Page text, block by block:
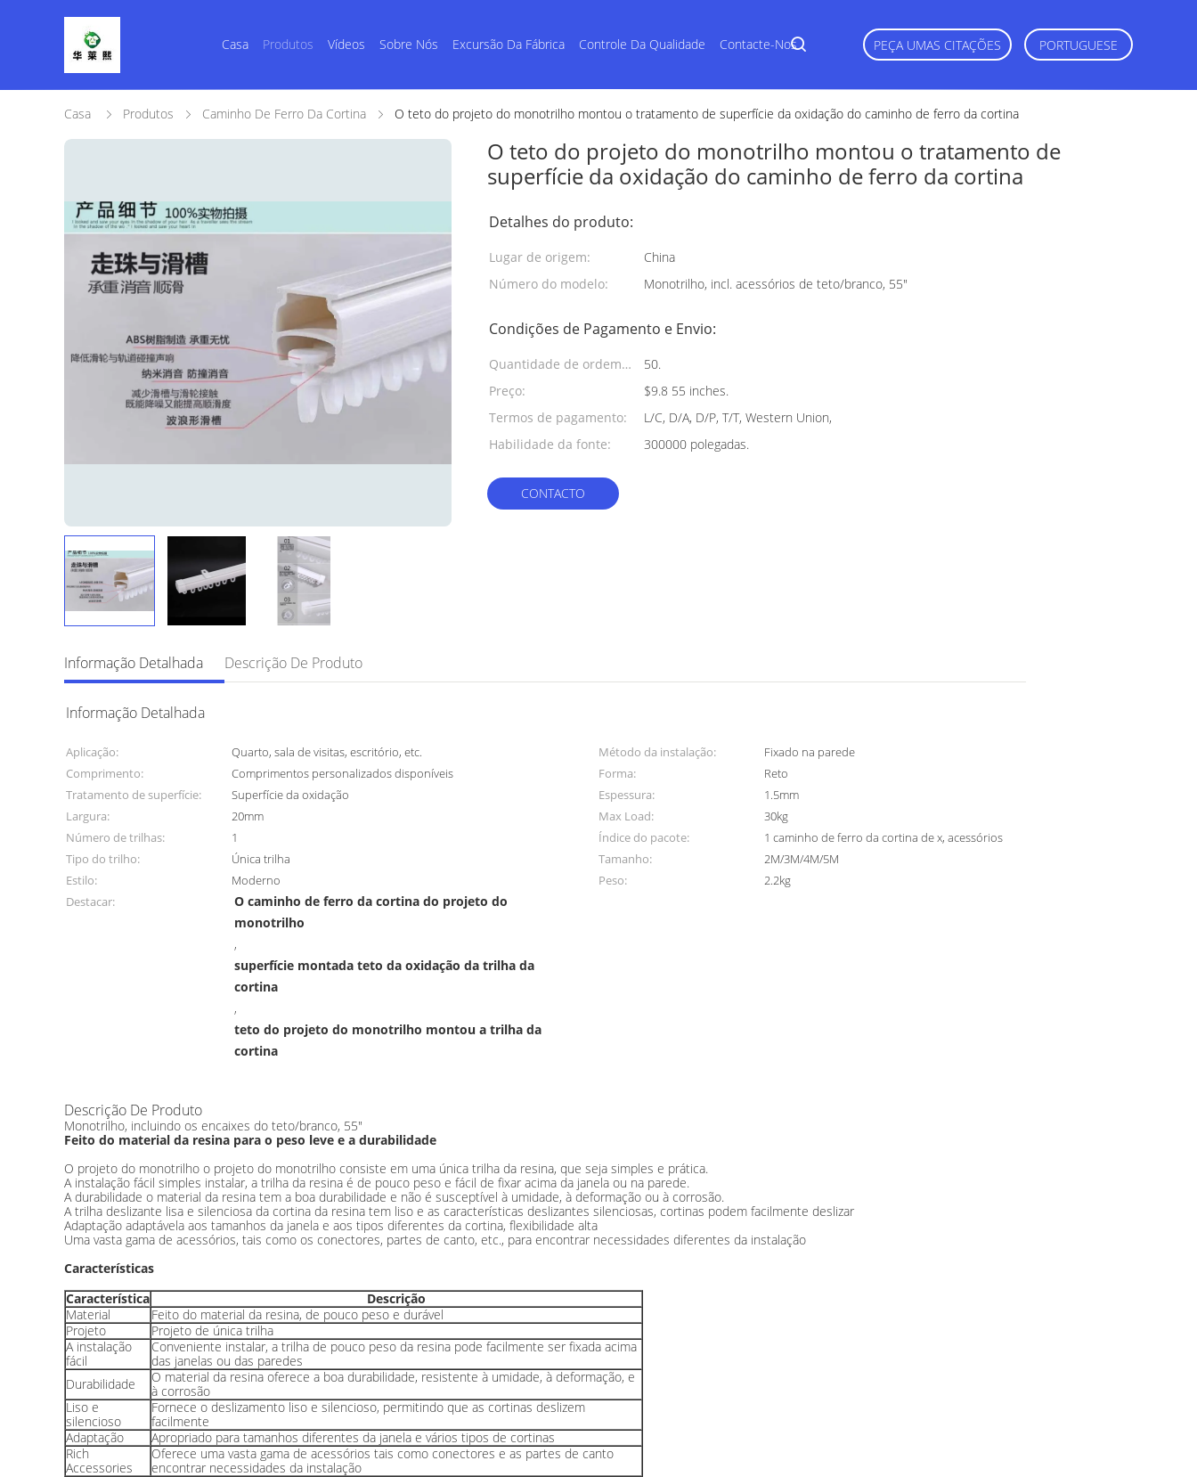
Casa Produtos Vídeos Sobre Nós Excursão Da Fábrica Controle Da Qualidade Contacte-Nos PEÇA UMAS CITAÇÕES PORTUGUESE
Casa Produtos Caminho De Ferro Da Cortina O teto do projeto do monotrilho montou o tratamento de superfície da oxidação do caminho de ferro da cortina
O teto do projeto do monotrilho montou o tratamento de
superfície da oxidação do caminho de ferro da cortina
Detalhes do produto:
Lugar de origem:
China
Número do modelo:
Monotrilho, incl. acessórios de teto/branco, 55"
Condições de Pagamento e Envio:
Quantidade de ordem
mínima:
50.
Preço:
$9.8 55 inches.
Termos de pagamento:
L/C, D/A, D/P, T/T, Western Union,
Habilidade da fonte:
300000 polegadas.
CONTACTO
Informação Detalhada Descrição De Produto
Informação Detalhada
Aplicação: Quarto, sala de visitas, escritório, etc. Método da instalação:
Fixado na parede
Comprimento:
Comprimentos personalizados disponíveis Forma:
Reto
Tratamento de superfície:
Superfície da oxidação Espessura:
1.5mm
Largura:
20mm Max Load:
30kg
Número de trilhas:
1 Índice do pacote:
1 caminho de ferro da cortina de x, acessórios
Tipo do trilho:
Única trilha Tamanho:
2M/3M/4M/5M
Estilo:
Moderno Peso:
2.2kg
Destacar:
O caminho de ferro da cortina do projeto do
monotrilho
,
superfície montada teto da oxidação da trilha da
cortina
,
teto do projeto do monotrilho montou a trilha da
cortina
Descrição De Produto
Monotrilho, incluindo os encaixes do teto/branco, 55"
Feito do material da resina para o peso leve e a durabilidade
O projeto do monotrilho o projeto do monotrilho consiste em uma única trilha da resina, que seja simples e prática.
A instalação fácil simples instalar, a trilha da resina é de pouco peso e fácil de fixar acima da janela ou na parede.
A durabilidade o material da resina tem a boa durabilidade e não é susceptível à umidade, à deformação ou à corrosão.
A trilha deslizante lisa e silenciosa da cortina da resina tem liso e as características deslizantes silenciosas, cortinas podem facilmente deslizar
Adaptação adaptávela aos tamanhos da janela e aos tipos diferentes da cortina, flexibilidade alta
Uma vasta gama de acessórios, tais como os conectores, partes de canto, etc., para encontrar necessidades diferentes da instalação
Características
Característica
Descrição
Material
Feito do material da resina, de pouco peso e durável
Projeto
Projeto de única trilha
A instalação
fácil
Conveniente instalar, a trilha de pouco peso da resina pode facilmente ser fixada acima
das janelas ou das paredes
Durabilidade
O material da resina oferece a boa durabilidade, resistente à umidade, à deformação, e
à corrosão
Liso e
silencioso
Fornece o deslizamento liso e silencioso, permitindo que as cortinas deslizem
facilmente
Adaptação
Apropriado para tamanhos diferentes da janela e vários tipos de cortinas
Rich
Accessories
Oferece uma vasta gama de acessórios tais como conectores e as partes de canto
encontrar necessidades da instalação